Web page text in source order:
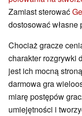
Zamiast sterować
dostosować własne
Chociaż gracze
charakter rozgrywki
jest ich mocną
darmowa gra
miarę postępów
umiejętności i